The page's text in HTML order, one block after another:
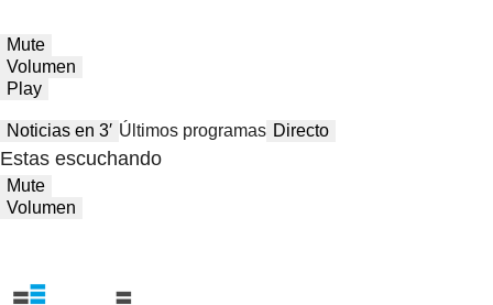
Mute
Volumen
Play
Noticias en 3′ Últimos programas Directo
Estas escuchando
Mute
Volumen